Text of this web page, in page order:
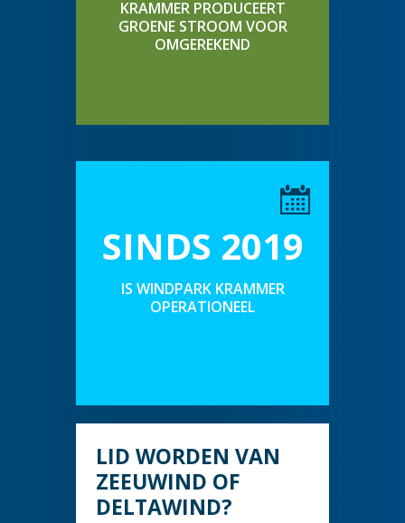
KRAMMER PRODUCEERT
GROENE STROOM VOOR
OMGEREKEND
SINDS 2019
IS WINDPARK KRAMMER
OPERATIONEEL
LID WORDEN VAN
ZEEUWIND OF
DELTAWIND?